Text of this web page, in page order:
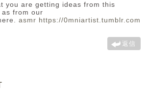
you are getting ideas from this
from our
asmr https://0mniartist.tumblr.com
返信